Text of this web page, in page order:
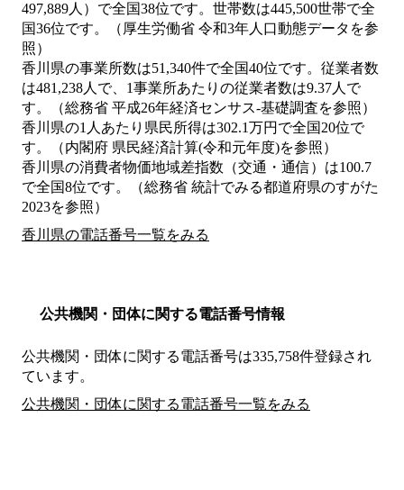
497,889人）で全国38位です。世帯数は445,500世帯で全
国36位です。（厚生労働省 令和3年人口動態データを参
照）
香川県の事業所数は51,340件で全国40位です。従業者数
は481,238人で、1事業所あたりの従業者数は9.37人で
す。（総務省 平成26年経済センサス‐基礎調査を参照）
香川県の1人あたり県民所得は302.1万円で全国20位で
す。（内閣府 県民経済計算(令和元年度)を参照）
香川県の消費者物価地域差指数（交通・通信）は100.7
で全国8位です。（総務省 統計でみる都道府県のすがた
2023を参照）
香川県の電話番号一覧をみる
公共機関・団体に関する電話番号情報
公共機関・団体に関する電話番号は335,758件登録され
ています。
公共機関・団体に関する電話番号一覧をみる